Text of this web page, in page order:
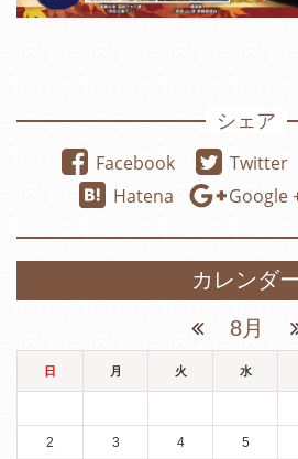
シェア
Facebook Twitter
Hatena
Google
カレンダ
8月
日 月 火 水
2 3 4 5